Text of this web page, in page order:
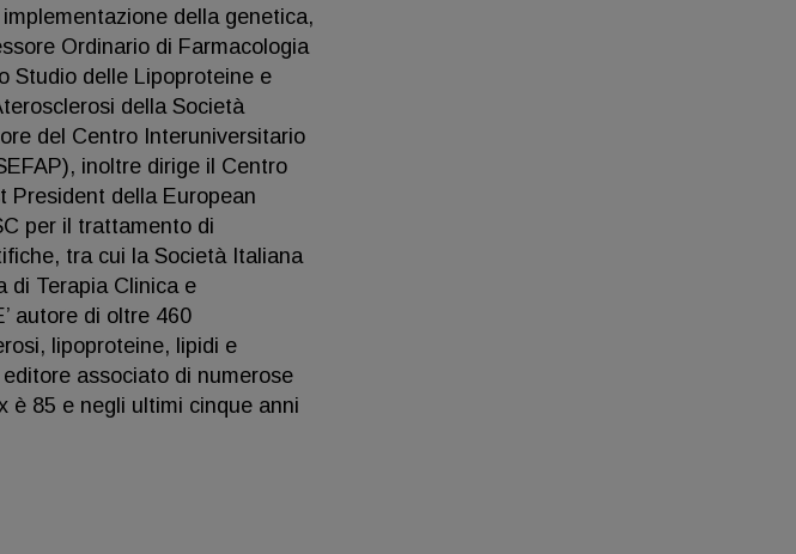
della genetica,
Ordinario di Farmacologia
Studio delle Lipoproteine e
della Società
del Centro Interuniversitario
inoltre dirige il Centro
President della European
per il trattamento di
tra cui la Società Italiana
di Terapia Clinica e
autore di oltre 460
lipoproteine, lipidi e
associato di numerose
è 85 e negli ultimi cinque anni